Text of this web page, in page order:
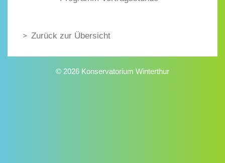
Zurück zur Übersicht
© 2026 Konservatorium Winterthur